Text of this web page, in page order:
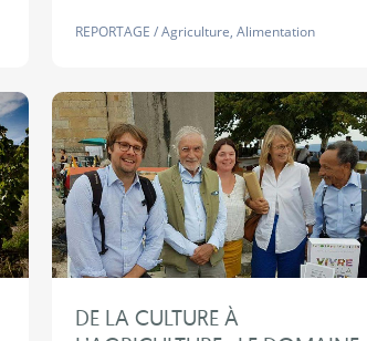
REPORTAGE /Agriculture, Alimentation
DE LA CULTURE À